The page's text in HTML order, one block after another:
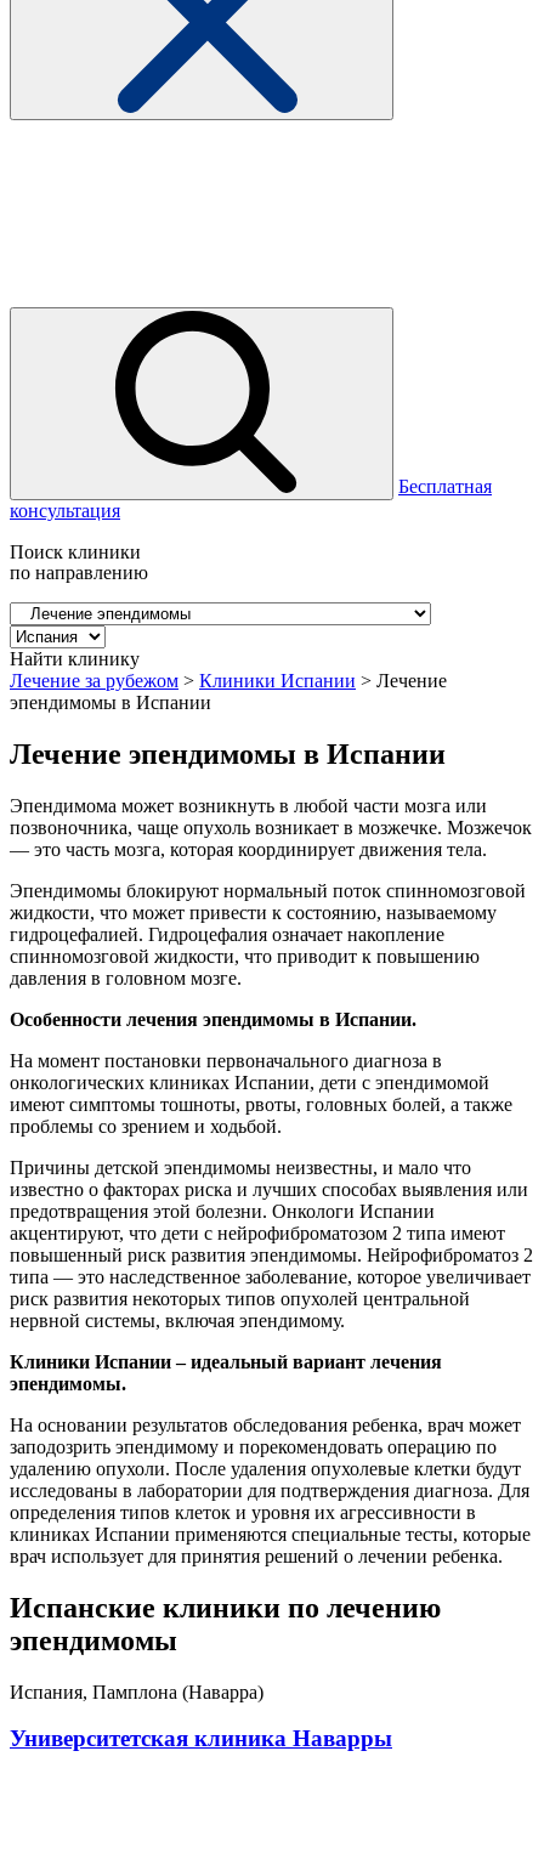
Бесплатная
консультация
Поиск клиники
по направлению
Найти клинику
Лечение за рубежом > Клиники Испании > Лечение
эпендимомы в Испании
Лечение эпендимомы в Испании
Эпендимома может возникнуть в любой части мозга или
позвоночника, чаще опухоль возникает в мозжечке. Мозжечок
— это часть мозга, которая координирует движения тела.
Эпендимомы блокируют нормальный поток спинномозговой
жидкости, что может привести к состоянию, называемому
гидроцефалией. Гидроцефалия означает накопление
спинномозговой жидкости, что приводит к повышению
давления в головном мозге.
Особенности лечения эпендимомы в Испании.
На момент постановки первоначального диагноза в
онкологических клиниках Испании, дети с эпендимомой
имеют симптомы тошноты, рвоты, головных болей, а также
проблемы со зрением и ходьбой.
Причины детской эпендимомы неизвестны, и мало что
известно о факторах риска и лучших способах выявления или
предотвращения этой болезни. Онкологи Испании
акцентируют, что дети с нейрофиброматозом 2 типа имеют
повышенный риск развития эпендимомы. Нейрофиброматоз 2
типа — это наследственное заболевание, которое увеличивает
риск развития некоторых типов опухолей центральной
нервной системы, включая эпендимому.
Клиники Испании – идеальный вариант лечения
эпендимомы.
На основании результатов обследования ребенка, врач может
заподозрить эпендимому и порекомендовать операцию по
удалению опухоли. После удаления опухолевые клетки будут
исследованы в лаборатории для подтверждения диагноза. Для
определения типов клеток и уровня их агрессивности в
клиниках Испании применяются специальные тесты, которые
врач использует для принятия решений о лечении ребенка.
Испанские клиники по лечению
эпендимомы
Испания, Памплона (Наварра)
Университетская клиника Наварры